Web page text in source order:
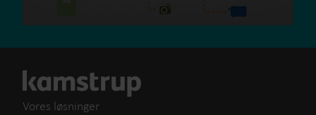
Vores løsninger